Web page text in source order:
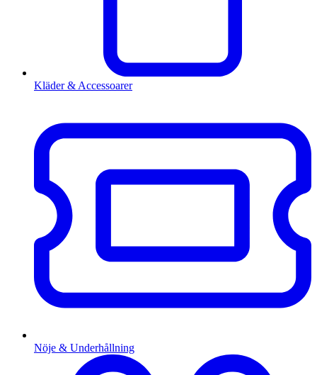
Kläder & Accessoarer
Nöje & Underhållning